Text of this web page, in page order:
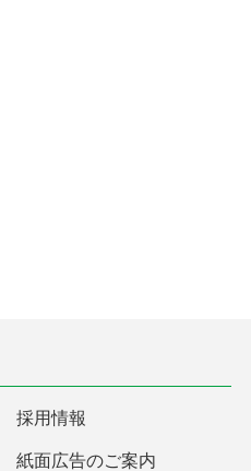
採用情報
紙面広告のご案内